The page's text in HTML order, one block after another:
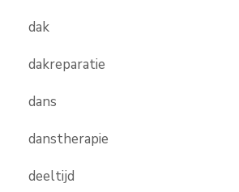
dak
dakreparatie
dans
danstherapie
deeltijd